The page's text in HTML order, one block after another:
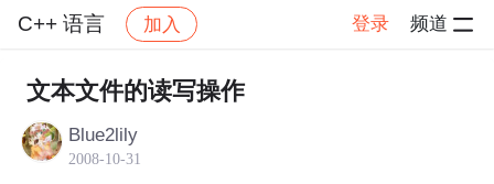
C++ 语言 加入 登录 频道
社区 C++ 语言 帖子详情
文本文件的读写操作
Blue2lily
2008-10-31